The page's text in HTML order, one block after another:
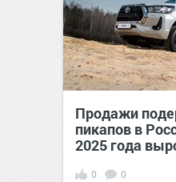
Продажи
пикапов в
2025 года
0 0